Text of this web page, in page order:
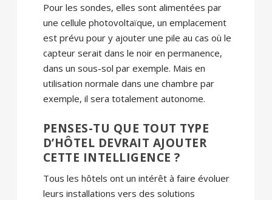
Pour les sondes, elles sont alimentées par
une cellule photovoltaïque, un emplacement
est prévu pour y ajouter une pile au cas où le
capteur serait dans le noir en permanence,
dans un sous-sol par exemple. Mais en
utilisation normale dans une chambre par
exemple, il sera totalement autonome.
PENSES-TU QUE TOUT TYPE
D’HÔTEL DEVRAIT AJOUTER
CETTE INTELLIGENCE ?
Tous les hôtels ont un intérêt à faire évoluer
leurs installations vers des solutions